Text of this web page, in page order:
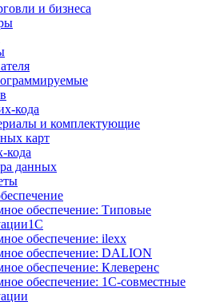
и бизнеса
кода
и комплектующие
карт
кода
данных
обеспечение: Типовые
обеспечение: ilexx
обеспечение: DALION
обеспечение: Клеверенс
обеспечение: 1С-совместные